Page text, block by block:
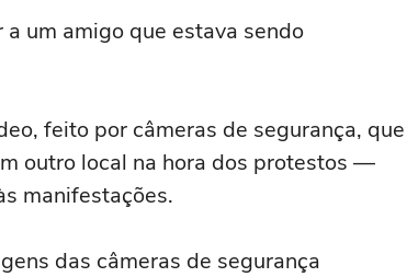
um amigo que estava sendo
feito por câmeras de segurança, que
outro local na hora dos protestos —
manifestações.
das câmeras de segurança